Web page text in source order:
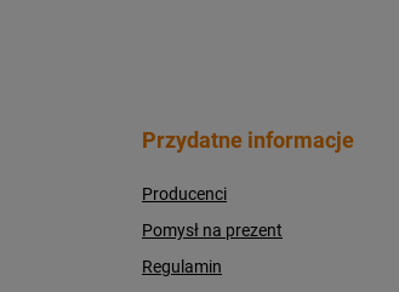
Przydatne informacje
Producenci
Pomysł na prezent
Regulamin